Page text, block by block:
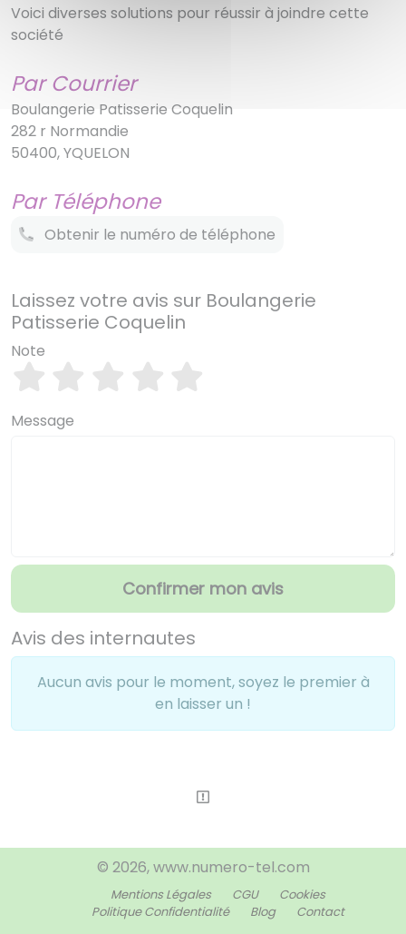
Voici diverses solutions pour réussir à joindre cette
société
Par Courrier
Boulangerie Patisserie Coquelin
282 r Normandie
50400, YQUELON
Par Téléphone
Obtenir le numéro de téléphone
Laissez votre avis sur Boulangerie
Patisserie Coquelin
Note
Message
Confirmer mon avis
Avis des internautes
Aucun avis pour le moment, soyez le premier à
en laisser un !
© 2026, www.numero-tel.com
Mentions Légales CGU
Cookies
Politique Confidentialité
Blog Contact